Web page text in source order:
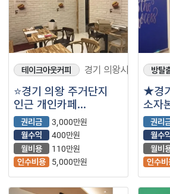
테이크아웃커피 경기 의왕시
⭐경기 의왕 주거단지
인근 개인카페
시그니처메뉴로 단골
정말 많은 매장입니다 ⭐
권리금
3,000만원
월수익
400만원
월비용
110만원
인수비용
5,000만원
방탈
★경
소자
코인
권리
월수
월비
인수비